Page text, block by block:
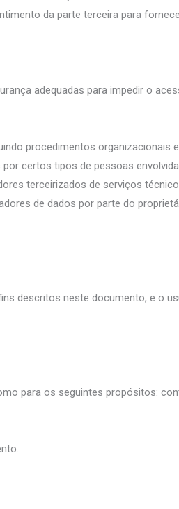
da parte terceira para
adequadas para impedir o
procedimentos organizacionais
certos tipos de pessoas
terceirizados de serviços
de dados por parte do
descritos neste documento, e o
para os seguintes propósitos: